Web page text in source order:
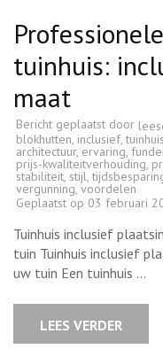
tuinhuis:
maat
Bericht geplaatst door
blokhutten, inclusief,
architectuur, ervaring,
prijs-kwaliteitverhouding,
stabiliteit, stijl,
vergunning, voordelen
Geplaatst op 03 februari
Tuinhuis inclusief
tuin Tuinhuis inclusief
uw tuin Een tuinhuis …
LEES VERDER